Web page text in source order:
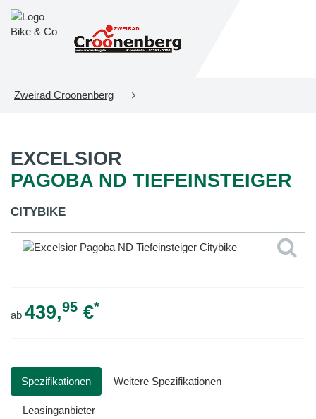
Zweirad Croonenberg
EXCELSIOR
PAGOBA ND TIEFEINSTEIGER
CITYBIKE
ab 439,95 €*
Spezifikationen Weitere Spezifikationen
Leasinganbieter